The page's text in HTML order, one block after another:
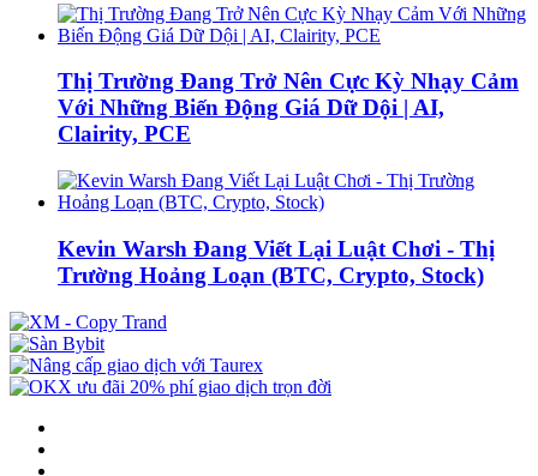
Thị Trường Đang Trở Nên Cực Kỳ Nhạy Cảm
Với Những Biến Động Giá Dữ Dội | AI,
Clairity, PCE
Kevin Warsh Đang Viết Lại Luật Chơi - Thị
Trường Hoảng Loạn (BTC, Crypto, Stock)